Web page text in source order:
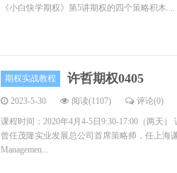
《小白快学期权》第5讲期权的四个策略积木....
期权实战教程 许哲期权0405
2023-5-30 阅读(1107) 评论(0)
课程时间：2020年4月4-5日9:30-17:00（两天
曾任茂隆实业发展总公司首席策略师，任上海
Managemen...